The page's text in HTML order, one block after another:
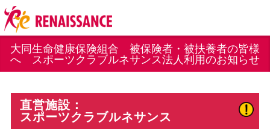
大同生命健康保険組合 被保険者・被扶養者の皆様
へ スポーツクラブルネサンス法人利用のお知らせ
直営施設：
スポーツクラブルネサンス